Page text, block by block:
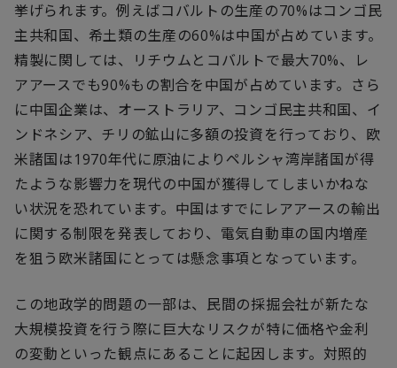
挙げられます。例えばコバルトの生産の70%はコンゴ民
主共和国、希土類の生産の60%は中国が占めています。
精製に関しては、リチウムとコバルトで最大70%、レ
アアースでも90%もの割合を中国が占めています。さら
に中国企業は、オーストラリア、コンゴ民主共和国、イ
ンドネシア、チリの鉱山に多額の投資を行っており、欧
米諸国は1970年代に原油によりペルシャ湾岸諸国が得
たような影響力を現代の中国が獲得してしまいかねな
い状況を恐れています。中国はすでにレアアースの輸出
に関する制限を発表しており、電気自動車の国内増産
を狙う欧米諸国にとっては懸念事項となっています。
この地政学的問題の一部は、民間の採掘会社が新たな
大規模投資を行う際に巨大なリスクが特に価格や金利
の変動といった観点にあることに起因します。対照的